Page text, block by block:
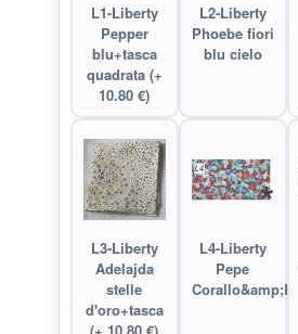
L1-Liberty
Pepper
blu+tasca
quadrata (+
10.80 €)
L2-Liberty
Phoebe fiori
blu cielo
L3-Liberty
Adelajda
stelle
d'oro+tasca
L4-Liberty
Pepe
Corallo&amp;Blu